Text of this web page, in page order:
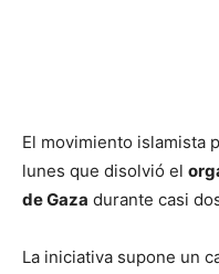
El movimiento islamista
lunes que disolvió el
de Gaza durante casi
La iniciativa supone un